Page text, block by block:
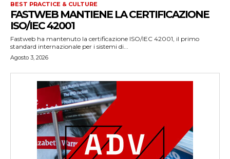
BEST PRACTICE & CULTURE
FASTWEB MANTIENE LA CERTIFICAZIONE
ISO/IEC 42001
Fastweb ha mantenuto la certificazione ISO/IEC 42001, il primo
standard internazionale per i sistemi di...
Agosto 3, 2026